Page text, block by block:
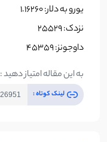
یورو به دلار: 1.16260
نزدک: 25529
داوجونز: 45359
به این مقاله امتیاز دهید :
لینک کوتاه :